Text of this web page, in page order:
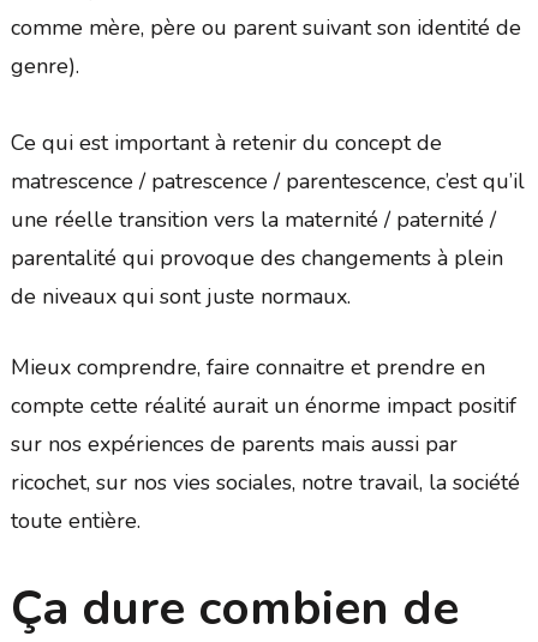
comme mère, père ou parent suivant son identité de
genre).
Ce qui est important à retenir du concept de
matrescence / patrescence / parentescence, c’est qu’il
une réelle transition vers la maternité / paternité /
parentalité qui provoque des changements à plein
de niveaux qui sont juste normaux.
Mieux comprendre, faire connaitre et prendre en
compte cette réalité aurait un énorme impact positif
sur nos expériences de parents mais aussi par
ricochet, sur nos vies sociales, notre travail, la société
toute entière.
Ça dure combien de